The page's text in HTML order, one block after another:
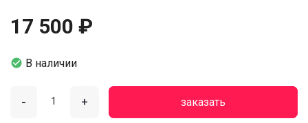
17 500 ₽
 В наличии
- + заказать